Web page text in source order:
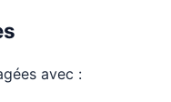
avec :